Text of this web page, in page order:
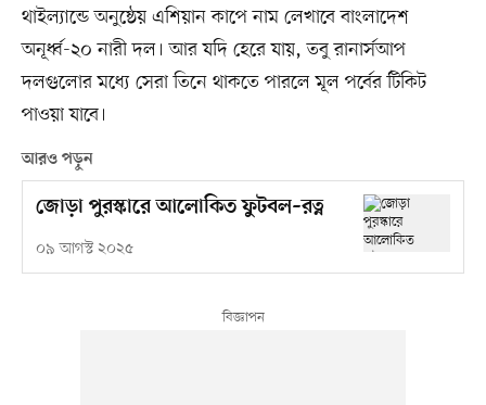
থাইল্যান্ডে অনুষ্ঠেয় এশিয়ান কাপে নাম লেখাবে বাংলাদেশ
অনূর্ধ্ব-২০ নারী দল। আর যদি হেরে যায়, তবু রানার্সআপ
দলগুলোর মধ্যে সেরা তিনে থাকতে পারলে মূল পর্বের টিকিট
পাওয়া যাবে।
আরও পড়ুন
জোড়া পুরস্কারে আলোকিত ফুটবল–রত্ন
০৯ আগস্ট ২০২৫